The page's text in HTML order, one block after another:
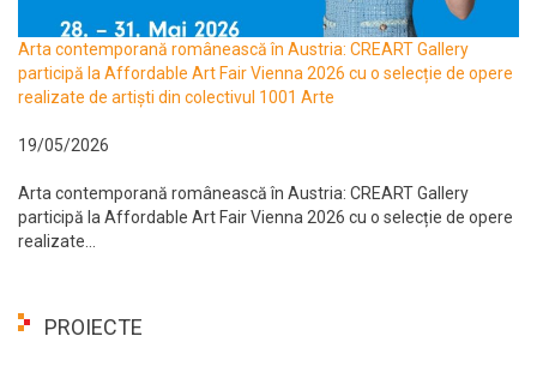
Arta contemporană românească în Austria: CREART Gallery
participă la Affordable Art Fair Vienna 2026 cu o selecție de opere
realizate de artiști din colectivul 1001 Arte
19/05/2026
Arta contemporană românească în Austria: CREART Gallery
participă la Affordable Art Fair Vienna 2026 cu o selecție de opere
realizate...
PROIECTE